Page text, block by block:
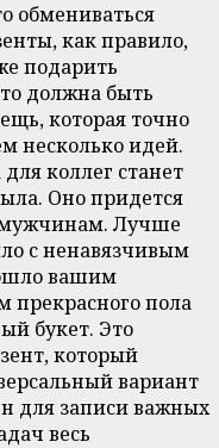
обмениваться
как правило,
подарить
должна быть
которая точно
несколько идей.
коллег станет
Оно придется
Лучше
с ненавязчивым
вашим
прекрасного пола
букет. Это
который
вариант
для записи важных
весь